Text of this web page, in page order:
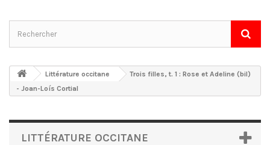
Littérature occitane
Trois filles, t. 1 : Rose et Adeline (bil)
- Joan-Loís Cortial
LITTÉRATURE OCCITANE